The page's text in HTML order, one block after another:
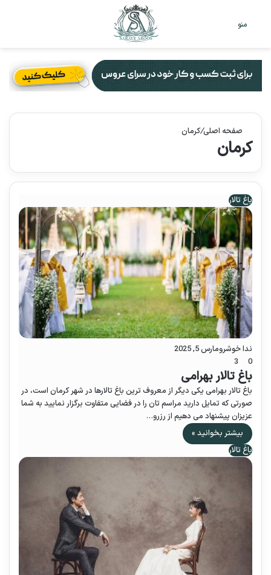
منو
صفحه اصلی/کرمان
کرمان
باغ تالار
ندا خوشرومارس 5, 2025
0
باغ تالار بهرامی
باغ تالار بهرامی یکی دیگر از معروف ترین باغ تالارها در شهر کرمان است، در
صورتی که تمایل دارید مراسم تان را در فضایی متفاوت برگزار نمایید به شما
عزیزان پیشنهاد می دهیم از رزرو…
بیشتر بخوانید »
باغ تالار